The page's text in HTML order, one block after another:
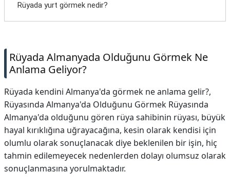
Rüyada yurt görmek nedir?
Rüyada Almanyada Olduğunu Görmek Ne
Anlama Geliyor?
Rüyada kendini Almanya'da görmek ne anlama gelir?,
Rüyasında Almanya'da Olduğunu Görmek Rüyasında
Almanya'da olduğunu gören rüya sahibinin rüyası, büyük
hayal kırıklığına uğrayacağına, kesin olarak kendisi için
olumlu olarak sonuçlanacak diye beklenilen bir işin, hiç
tahmin edilemeyecek nedenlerden dolayı olumsuz olarak
sonuçlanmasına yorulmaktadır.